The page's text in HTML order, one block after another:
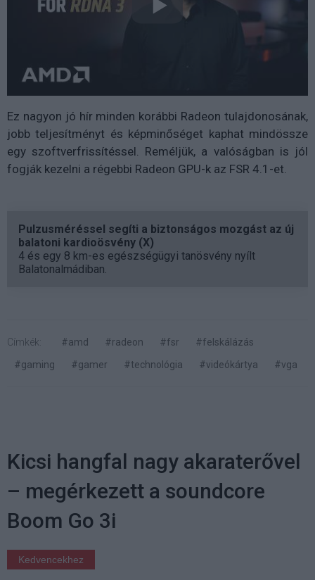
Ez nagyon jó hír minden korábbi Radeon tulajdonosának,
jobb teljesítményt és képminőséget kaphat mindössze
egy szoftverfrissítéssel. Reméljük, a valóságban is jól
fogják kezelni a régebbi Radeon GPU-k az FSR 4.1-et.
Pulzusméréssel segíti a biztonságos mozgást az új
balatoni kardioösvény (X)
4 és egy 8 km-es egészségügyi tanösvény nyílt
Balatonalmádiban.
Címkék: #amd #radeon #fsr
#felskálázás
#gaming
#gamer #technológia #videókártya #vga
Kicsi hangfal nagy akaraterővel
– megérkezett a soundcore
Boom Go 3i
Kedvencekhez